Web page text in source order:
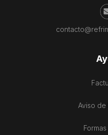
Aviso